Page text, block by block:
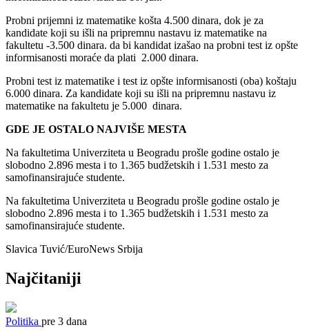
Probni prijemni iz matematike košta 4.500 dinara, dok je za
kandidate koji su išli na pripremnu nastavu iz matematike na
fakultetu -3.500 dinara. da bi kandidat izašao na probni test iz opšte
informisanosti moraće da plati 2.000 dinara.
Probni test iz matematike i test iz opšte informisanosti (oba) koštaju
6.000 dinara. Za kandidate koji su išli na pripremnu nastavu iz
matematike na fakultetu je 5.000 dinara.
GDE JE OSTALO NAJVIŠE MESTA
Na fakultetima Univerziteta u Beogradu prošle godine ostalo je
slobodno 2.896 mesta i to 1.365 budžetskih i 1.531 mesto za
samofinansirajuće studente.
Na fakultetima Univerziteta u Beogradu prošle godine ostalo je
slobodno 2.896 mesta i to 1.365 budžetskih i 1.531 mesto za
samofinansirajuće studente.
Slavica Tuvić/EuroNews Srbija
Najčitaniji
Politika pre 3 dana